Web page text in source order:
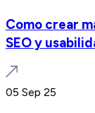
Como crear
SEO y
05 Sep 25